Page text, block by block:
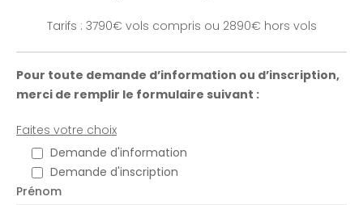
Tarifs : 3790€ vols compris ou 2890€ hors vols
Pour toute demande d’information ou d’inscription,
merci de remplir le formulaire suivant :
Faites votre choix
Demande d'information
Demande d'inscription
Prénom